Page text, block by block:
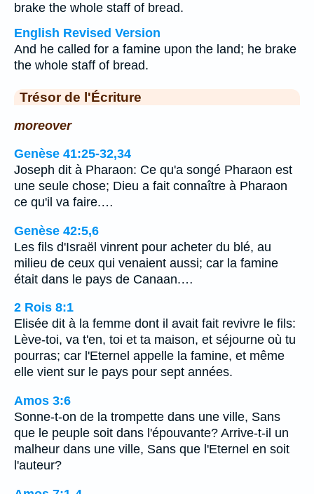
brake the whole staff of bread.
English Revised Version
And he called for a famine upon the land; he brake
the whole staff of bread.
Trésor de l'Écriture
moreover
Genèse 41:25-32,34
Joseph dit à Pharaon: Ce qu'a songé Pharaon est
une seule chose; Dieu a fait connaître à Pharaon
ce qu'il va faire.…
Genèse 42:5,6
Les fils d'Israël vinrent pour acheter du blé, au
milieu de ceux qui venaient aussi; car la famine
était dans le pays de Canaan.…
2 Rois 8:1
Elisée dit à la femme dont il avait fait revivre le fils:
Lève-toi, va t'en, toi et ta maison, et séjourne où tu
pourras; car l'Eternel appelle la famine, et même
elle vient sur le pays pour sept années.
Amos 3:6
Sonne-t-on de la trompette dans une ville, Sans
que le peuple soit dans l'épouvante? Arrive-t-il un
malheur dans une ville, Sans que l'Eternel en soit
l'auteur?